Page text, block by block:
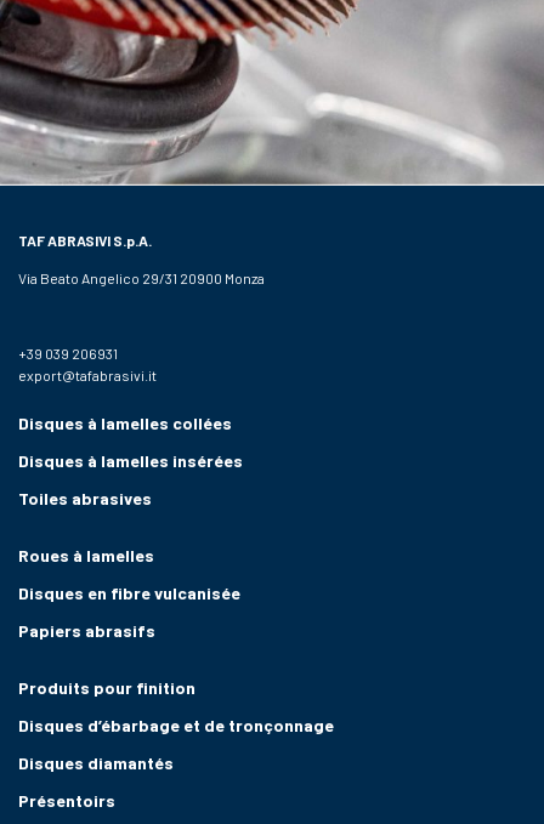
TAF ABRASIVI S.p.A.
Via Beato Angelico 29/31 20900 Monza
+39 039 206931
export@tafabrasivi.it
Disques à lamelles collées
Disques à lamelles insérées
Toiles abrasives
Roues à lamelles
Disques en fibre vulcanisée
Papiers abrasifs
Produits pour finition
Disques d’ébarbage et de tronçonnage
Disques diamantés
Présentoirs